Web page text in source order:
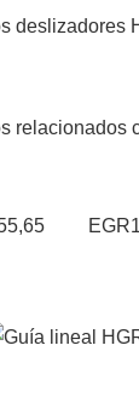
deslizadores
relacionados